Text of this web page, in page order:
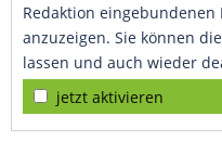
Redaktion eingebundenen
anzuzeigen. Sie können
lassen und auch wieder
jetzt aktivieren